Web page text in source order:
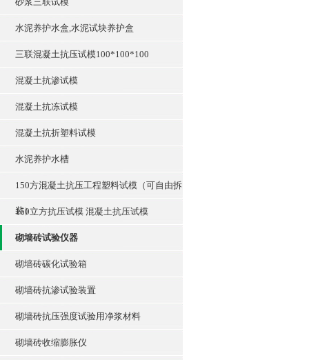
水泥养护水盒,水泥试块养护盒
三联混凝土抗压试模100*100*100
混凝土抗渗试模
混凝土抗冻试模
混凝土抗折塑料试模
水泥养护水槽
150方混凝土抗压工程塑料试模（可自由拆
装）
150立方抗压试模 混凝土抗压试模
砌墙砖试验仪器
砌墙砖碳化试验箱
砌墙砖抗渗试验装置
砌墙砖抗压强度试验用净浆材料
砌墙砖收缩膨胀仪